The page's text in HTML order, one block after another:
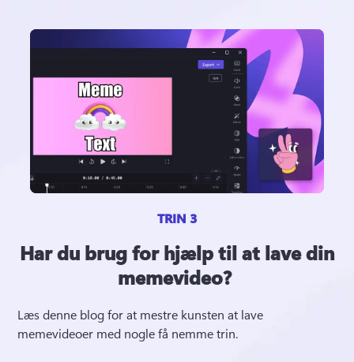
TRIN 3
Har du brug for hjælp til at lave din
memevideo?
Læs denne blog for at mestre kunsten at lave
memevideoer med nogle få nemme trin.